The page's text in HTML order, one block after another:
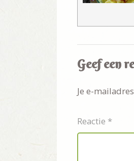
Geef een
Je e-
Reactie *